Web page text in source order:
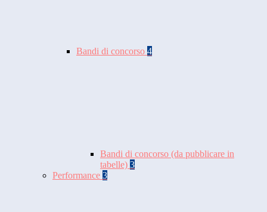
Bandi di concorso 4
Bandi di concorso (da pubblicare in
tabelle) 3
Performance 3